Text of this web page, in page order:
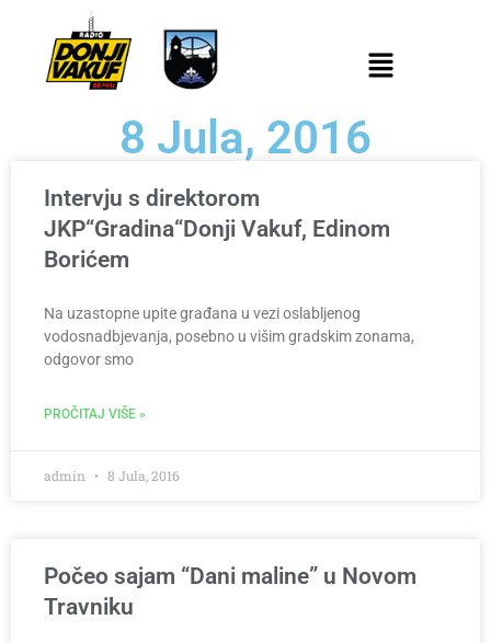
8 Jula, 2016
Intervju s direktorom
JKP“Gradina“Donji Vakuf, Edinom
Borićem
Na uzastopne upite građana u vezi oslabljenog
vodosnadbjevanja, posebno u višim gradskim zonama,
odgovor smo
PROČITAJ VIŠE »
admin 8 Jula, 2016
Počeo sajam “Dani maline” u Novom
Travniku